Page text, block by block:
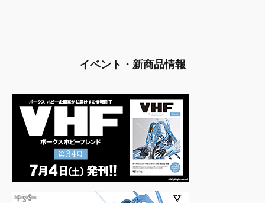
イベント・新商品情報